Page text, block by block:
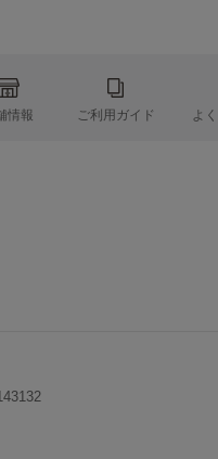
情報 ご利用ガイド よ